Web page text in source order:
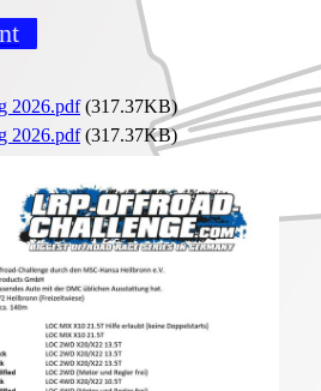
2026.pdf(317.37KB)
2026.pdf(317.37KB)